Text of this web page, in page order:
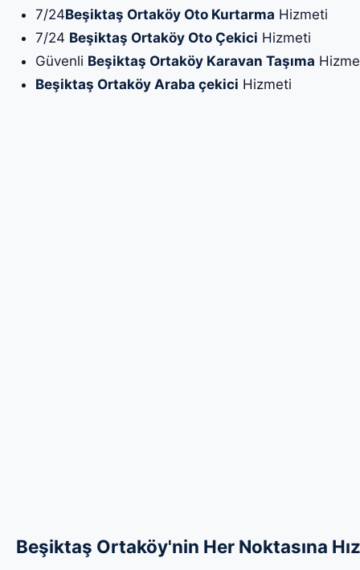
7/24Beşiktaş Ortaköy Oto Kurtarma Hizmeti
7/24 Beşiktaş Ortaköy Oto Çekici Hizmeti
Güvenli Beşiktaş Ortaköy Karavan Taşıma
Beşiktaş Ortaköy Araba çekici Hizmeti
Beşiktaş Ortaköy'nin Her Noktasına